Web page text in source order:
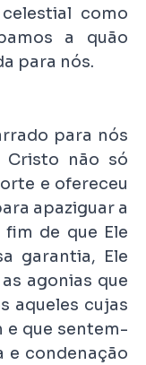
como
a quão
para nós.
para nós
Cristo não só
e ofereceu
apaziguar a
fim de que Ele
garantia, Ele
agonias que
aqueles cujas
e que sentem-
e condenação